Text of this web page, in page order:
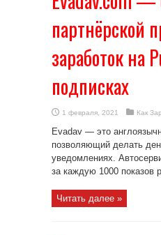
партнёрской
заработок на
подписках
1 февраля, 2021 Как
Evadav — это
позволяющий делать
уведомлениях.
за каждую 1000 показов
Читать далее »